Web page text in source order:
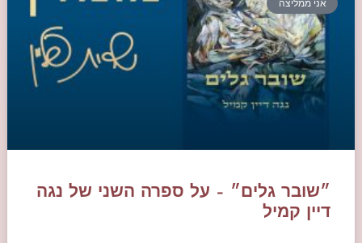
אני ממליצה
״שובר גלים״ – על ספרה השני של נגה
דיין קמיל